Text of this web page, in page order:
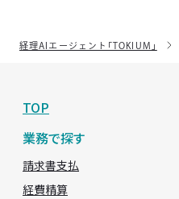
経理AIエージェント「TOKIUM」
TOP
業務で探す
請求書支払
経費精算